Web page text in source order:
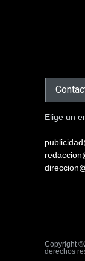
Elige un
Copyright
derechos